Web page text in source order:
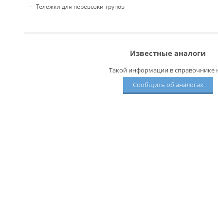
Тележки для перевозки трупов
Известные аналоги
Такой информации в справочнике
Сообщить об аналогах